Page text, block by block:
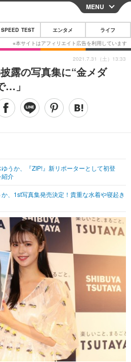
CLOSE
スマートフォン
その他
映画・ドラマ
その他
MENU
SPEED TEST エンタメ ライフ
露の写真集に“金メダ
…」
うか、『ZIP!』新リポーターとして初登
紹介
、1st写真集発売決定！貴重な水着や寝起き
2021.7.31（土）13:33